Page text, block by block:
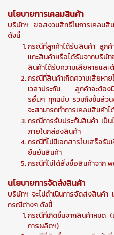
นโยบายการเคลมสินค้า
บริษัทฯ ขอสงวนสิทธิ์ในการเคลมสิ
ดังนี้
กรณีที่ลูกค้าได้รับสินค้า ลูก
แกะสินค้าหรือได้รับจากบริ
สินค้าได้รับความเสียหายแล
กรณีที่สินค้าเกิดความเสียหาย
เวลาประกัน ลูกค้าจะต้องมี
รอื่นๆ ทุกฉบับ รวมถึงชิ้นส่ว
จะสามารถทำการเคลมสินค้าไ
กรณีการรับประกันสินค้า เป็น
ภายในกล่องสินค้า
กรณีที่ไม่มีเอกสารใบเสร็จรั
ยืนยันสินค้า
กรณีที่ไม่ได้สั่งซื้อสินค้าจาก
นโยบายการจัดส่งสินค้า
บริษัทฯ จะไม่ดำเนินการจัดส่งสินค้า
กรณีต่างๆ ดังนี้
กรณีที่เกิดขึ้นจากสินค้าหมด
การผลิตฯ)